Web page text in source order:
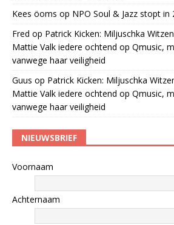
Kees öoms op NPO Soul & Jazz stopt in
Fred op Patrick Kicken: Miljuschka
Mattie Valk iedere ochtend op Qmusic,
vanwege haar veiligheid
Guus op Patrick Kicken: Miljuschka
Mattie Valk iedere ochtend op Qmusic,
vanwege haar veiligheid
NIEUWSBRIEF
Voornaam
Achternaam